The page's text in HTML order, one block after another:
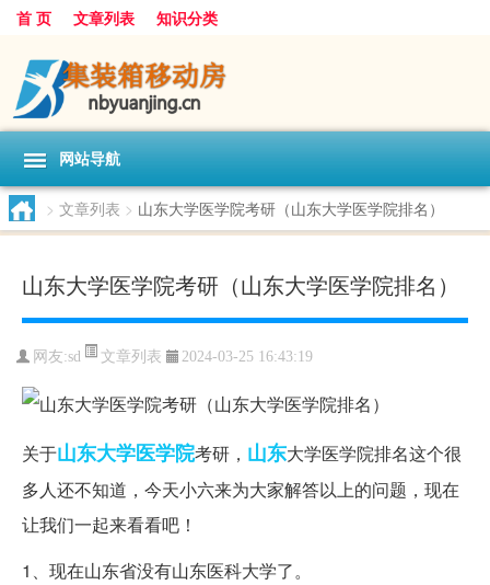
首 页 文章列表 知识分类
网站导航
> 文章列表 > 山东大学医学院考研（山东大学医学院排名）
山东大学医学院考研（山东大学医学院排名）
网友:sd 文章列表 2024-03-25 16:43:19
关于山东大学医学院考研， 山东大学医学院排名这个很
多人还不知道，今天小六来为大家解答以上的问题，现在
让我们一起来看看吧！
1、现在山东省没有山东医科大学了。